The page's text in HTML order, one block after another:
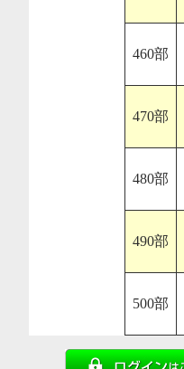
460部
470部
480部
490部
500部